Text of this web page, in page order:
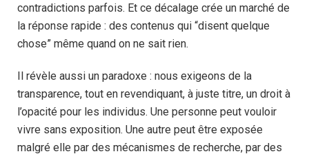
contradictions parfois. Et ce décalage crée un marché de
la réponse rapide : des contenus qui “disent quelque
chose” même quand on ne sait rien.
Il révèle aussi un paradoxe : nous exigeons de la
transparence, tout en revendiquant, à juste titre, un droit à
l’opacité pour les individus. Une personne peut vouloir
vivre sans exposition. Une autre peut être exposée
malgré elle par des mécanismes de recherche, par des